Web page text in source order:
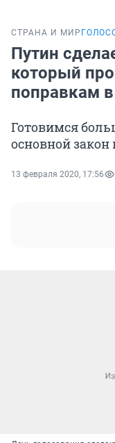
СТРАНА И МИР
Путин
который
поправкам
Готовимся
основной закон
13 февраля 2020, 17:56